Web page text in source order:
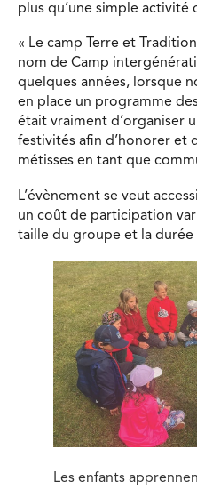
plus qu’une simple activité
« Le camp Terre et
nom de Camp
quelques années, lorsque
en place un programme
était vraiment d’organiser
festivités afin d’honorer et
métisses en tant que
L’évènement se veut
un coût de participation
taille du groupe et la durée
Les enfants